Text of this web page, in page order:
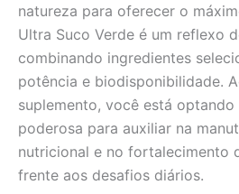
natureza para oferecer o
Ultra Suco Verde é um reflexo
combinando ingredientes
potência e biodisponibilidade.
suplemento, você está
poderosa para auxiliar na
nutricional e no fortalecimento
frente aos desafios diários.